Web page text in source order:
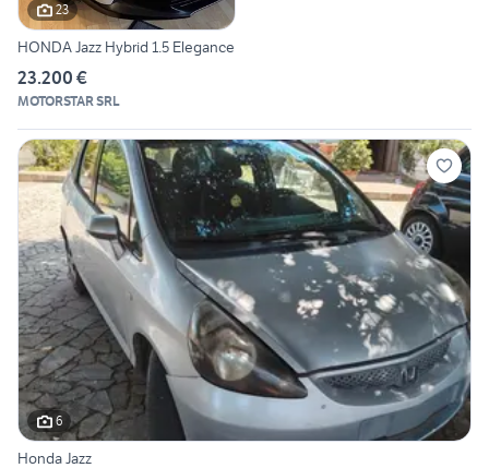
23
HONDA Jazz Hybrid 1.5 Elegance
23.200 €
MOTORSTAR SRL
6
Honda Jazz